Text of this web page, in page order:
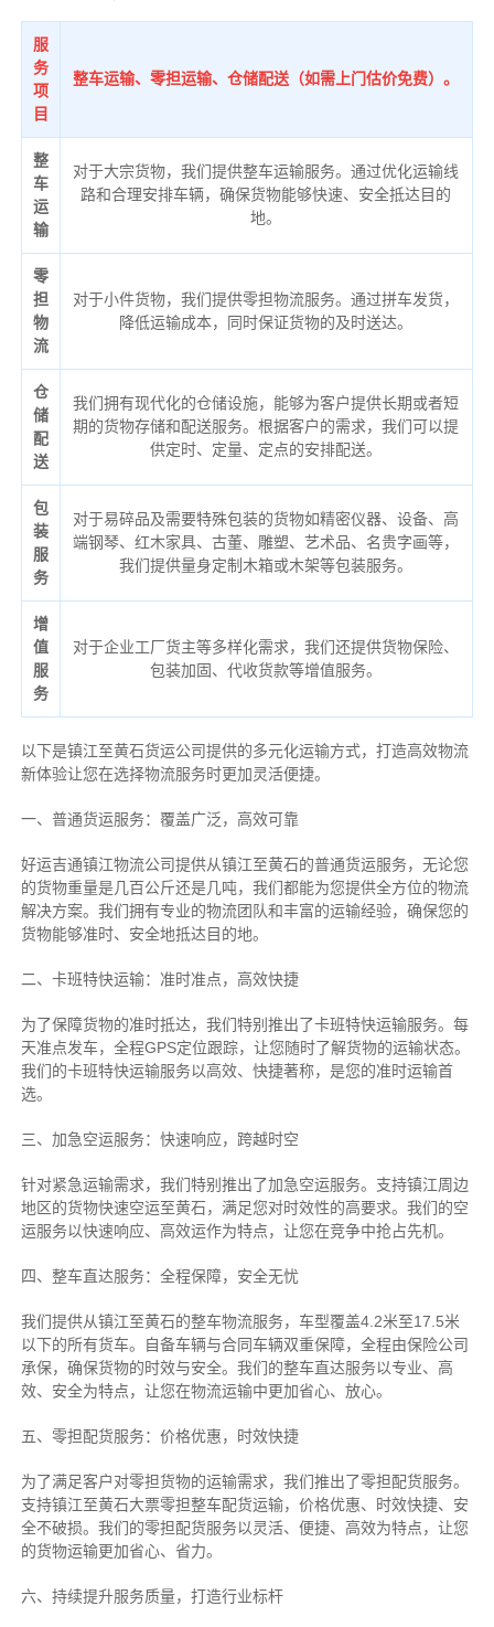
服
务
项
目
整车运输、零担运输、仓储配送（如需上门估价免费）。
整
车
运
输
对于大宗货物，我们提供整车运输服务。通过优化运输线
路和合理安排车辆，确保货物能够快速、安全抵达目的
地。
零
担
物
流
对于小件货物，我们提供零担物流服务。通过拼车发货，
降低运输成本，同时保证货物的及时送达。
仓
储
配
送
我们拥有现代化的仓储设施，能够为客户提供长期或者短
期的货物存储和配送服务。根据客户的需求，我们可以提
供定时、定量、定点的安排配送。
包
装
服
务
对于易碎品及需要特殊包装的货物如精密仪器、设备、高
端钢琴、红木家具、古董、雕塑、艺术品、名贵字画等，
我们提供量身定制木箱或木架等包装服务。
增
值
服
务
对于企业工厂货主等多样化需求，我们还提供货物保险、
包装加固、代收货款等增值服务。
以下是镇江至黄石货运公司提供的多元化运输方式，打造高效物流
新体验让您在选择物流服务时更加灵活便捷。
一、普通货运服务：覆盖广泛，高效可靠
好运吉通镇江物流公司提供从镇江至黄石的普通货运服务，无论您
的货物重量是几百公斤还是几吨，我们都能为您提供全方位的物流
解决方案。我们拥有专业的物流团队和丰富的运输经验，确保您的
货物能够准时、安全地抵达目的地。
二、卡班特快运输：准时准点，高效快捷
为了保障货物的准时抵达，我们特别推出了卡班特快运输服务。每
天准点发车，全程GPS定位跟踪，让您随时了解货物的运输状态。
我们的卡班特快运输服务以高效、快捷著称，是您的准时运输首
选。
三、加急空运服务：快速响应，跨越时空
针对紧急运输需求，我们特别推出了加急空运服务。支持镇江周边
地区的货物快速空运至黄石，满足您对时效性的高要求。我们的空
运服务以快速响应、高效运作为特点，让您在竞争中抢占先机。
四、整车直达服务：全程保障，安全无忧
我们提供从镇江至黄石的整车物流服务，车型覆盖4.2米至17.5米
以下的所有货车。自备车辆与合同车辆双重保障，全程由保险公司
承保，确保货物的时效与安全。我们的整车直达服务以专业、高
效、安全为特点，让您在物流运输中更加省心、放心。
五、零担配货服务：价格优惠，时效快捷
为了满足客户对零担货物的运输需求，我们推出了零担配货服务。
支持镇江至黄石大票零担整车配货运输，价格优惠、时效快捷、安
全不破损。我们的零担配货服务以灵活、便捷、高效为特点，让您
的货物运输更加省心、省力。
六、持续提升服务质量，打造行业标杆